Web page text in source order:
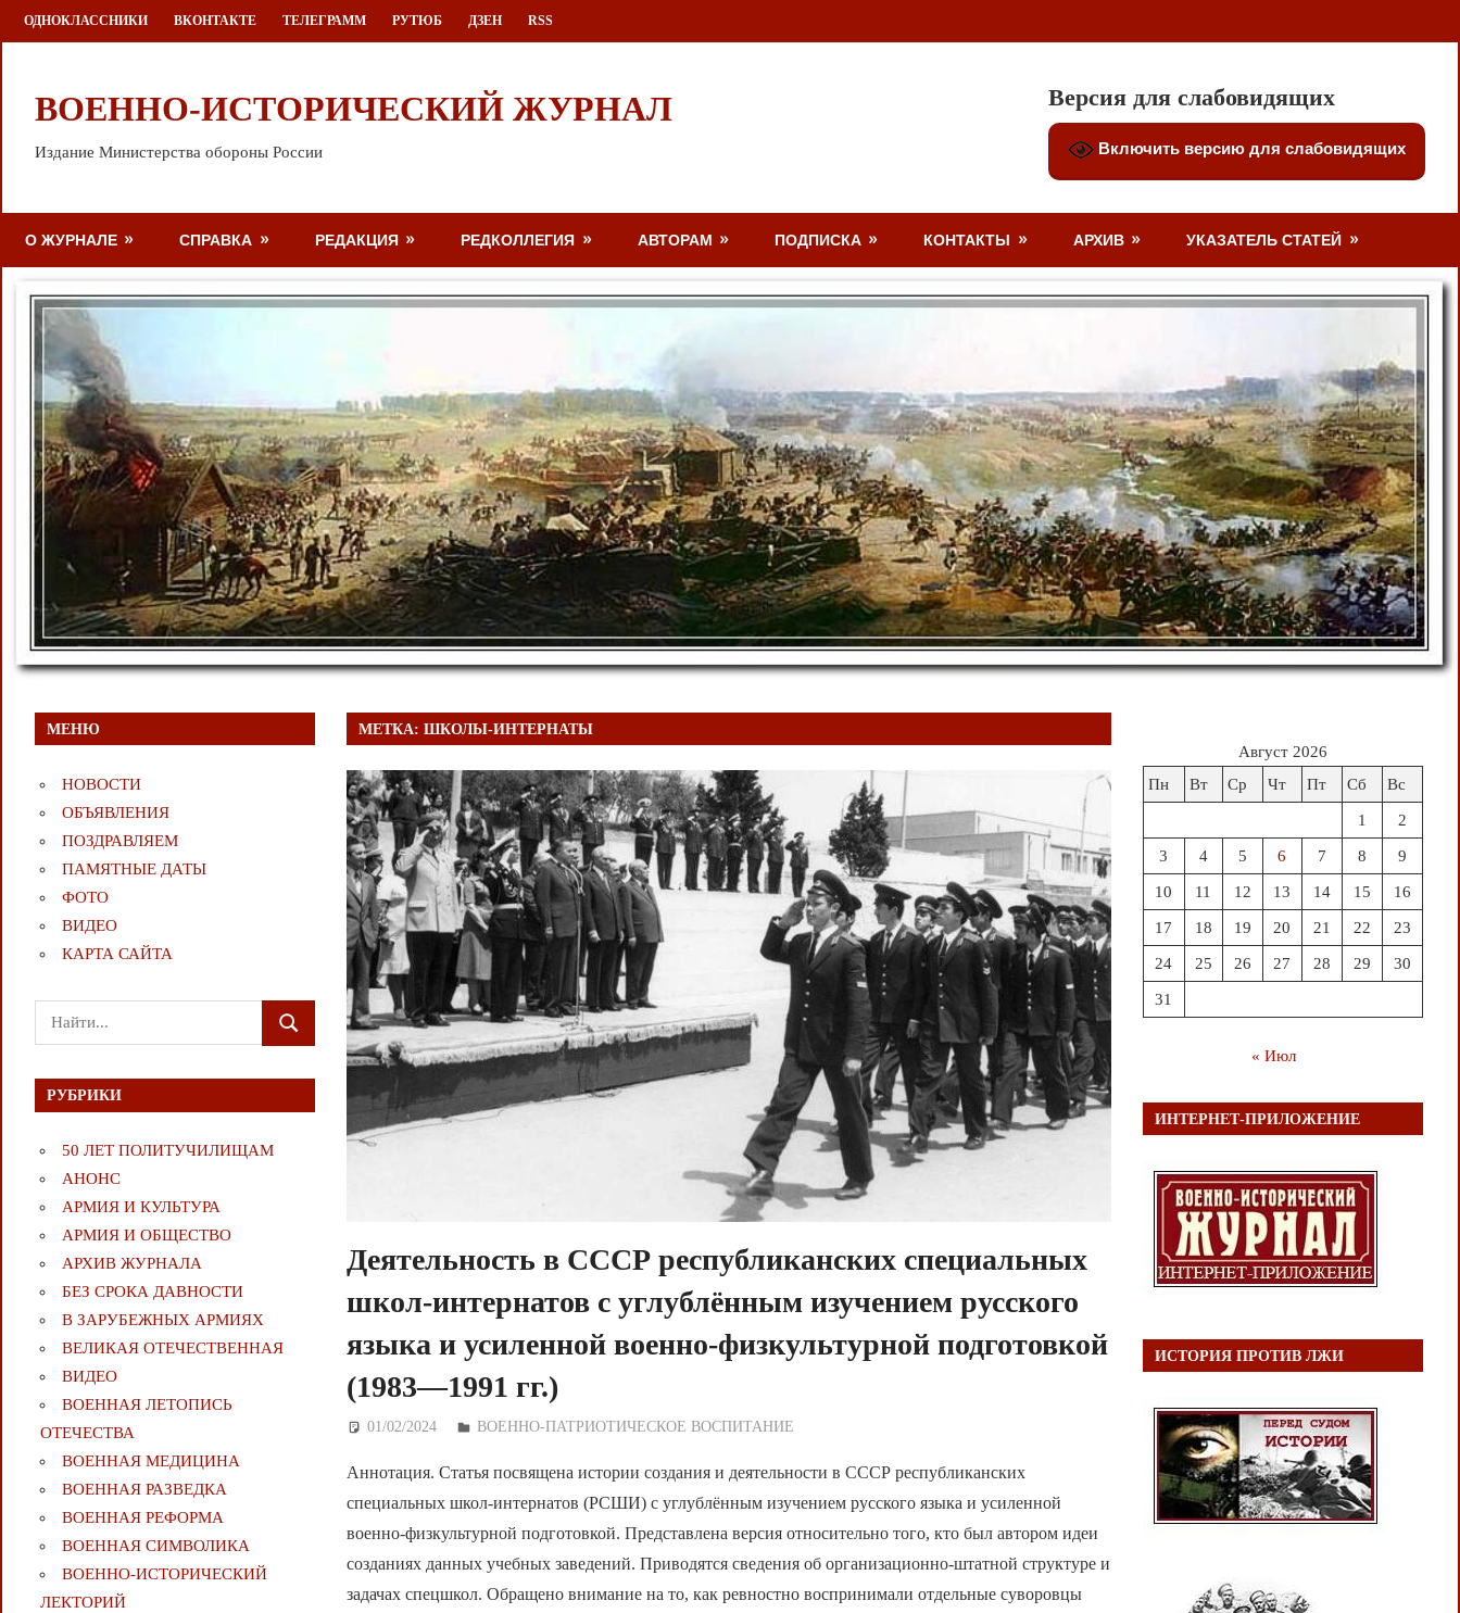
Перейти
к
ОДНОКЛАССНИКИ ВКОНТАКТЕ ТЕЛЕГРАММ РУТЮБ ДЗЕН RSS
ВОЕННО-ИСТОРИЧЕСКИЙ ЖУРНАЛ
Издание Министерства обороны России
Версия для слабовидящих
Включить версию для слабовидящих
О ЖУРНАЛЕ СПРАВКА РЕДАКЦИЯ РЕДКОЛЛЕГИЯ АВТОРАМ ПОДПИСКА КОНТАКТЫ АРХИВ УКАЗАТЕЛЬ СТАТЕЙ
МЕТКА:ШКОЛЫ-ИНТЕРНАТЫ
Деятельность в СССР республиканских специальных
школ-интернатов с углублённым изучением русского
языка и усиленной военно-физкультурной подготовкой
(1983—1991 гг.)
01/02/2024 Дежурный по Редакции
ВОЕННО-ПАТРИОТИЧЕСКОЕ ВОСПИТАНИЕ
Аннотация. Статья посвящена истории создания и деятельности в СССР республиканских
специальных школ-интернатов (РСШИ) с углублённым изучением русского языка и усиленной
военно-физкультурной подготовкой. Представлена версия относительно того, кто был автором идеи
созданиях данных учебных заведений. Приводятся сведения об организационно-штатной структуре и
задачах спецшкол. Обращено внимание на то, как ревностно воспринимали отдельные суворовцы
МЕНЮ
НОВОСТИ
ОБЪЯВЛЕНИЯ
ПОЗДРАВЛЯЕМ
ПАМЯТНЫЕ ДАТЫ
ФОТО
ВИДЕО
КАРТА САЙТА
Поиск
для:
ПОИСК
РУБРИКИ
50 ЛЕТ ПОЛИТУЧИЛИЩАМ
АНОНС
АРМИЯ И КУЛЬТУРА
АРМИЯ И ОБЩЕСТВО
АРХИВ ЖУРНАЛА
БЕЗ СРОКА ДАВНОСТИ
В ЗАРУБЕЖНЫХ АРМИЯХ
ВЕЛИКАЯ ОТЕЧЕСТВЕННАЯ
ВИДЕО
ВОЕННАЯ ЛЕТОПИСЬ
ОТЕЧЕСТВА
ВОЕННАЯ МЕДИЦИНА
ВОЕННАЯ РАЗВЕДКА
ВОЕННАЯ РЕФОРМА
ВОЕННАЯ СИМВОЛИКА
ВОЕННО-ИСТОРИЧЕСКИЙ
ЛЕКТОРИЙ
Август 2026
Пн
Вт Ср Чт Пт Сб Вс
1 2
3 4 5 6 7 8 9
10 11 12 13 14 15 16
17 18 19 20 21 22 23
24 25 26 27 28 29 30
31
« Июл
ИНТЕРНЕТ-ПРИЛОЖЕНИЕ
ИСТОРИЯ ПРОТИВ ЛЖИ